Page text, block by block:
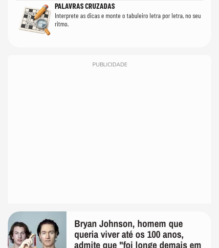
PALAVRAS CRUZADAS
Interprete as dicas e monte o tabuleiro letra por letra, no seu
ritmo.
PUBLICIDADE
Bryan Johnson, homem que
queria viver até os 100 anos,
admite que "foi longe demais em